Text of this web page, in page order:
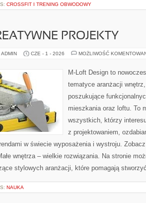
CROSSFIT I TRENING OBWODOWY
PROJEKTY
CZE - 1 - 2026 MOŻLIWOŚĆ
M-Loft Design to
tematyce aranżacji
poszukujące
mieszkania oraz loftu. To
wszystkich, którzy
z projektowaniem,
w świecie wyposażenia i wystroju.
wnętrza – wielkie rozwiązania. Na stronie
stylowych aranżacji, które pomagają
NAUKA